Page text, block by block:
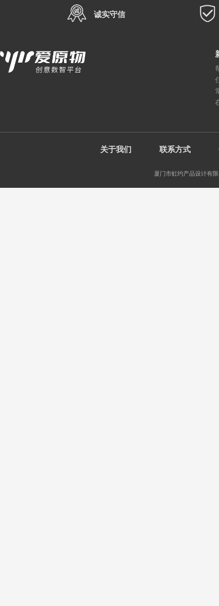
诚实守信
关于我们 联系方式
厦门市虹约产品设计有